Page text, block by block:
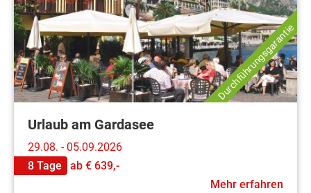
Durchführungsgarantie
Urlaub am Gardasee
29.08. - 05.09.2026
8 Tage
ab € 639,-
Mehr erfahren